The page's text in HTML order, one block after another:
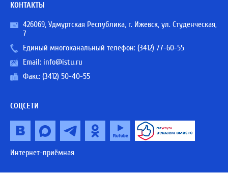
КОНТАКТЫ
426069, Удмуртская Республика, г. Ижевск, ул. Студенческая,
7
Единый многоканальный телефон: (3412) 77-60-55
Email: info@istu.ru
Факс: (3412) 50-40-55
СОЦСЕТИ
Интернет-приёмная